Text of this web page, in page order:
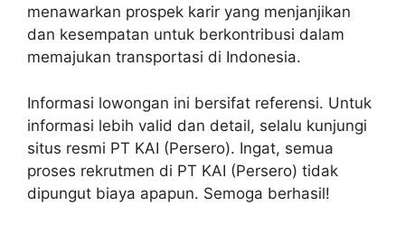
menawarkan prospek karir yang menjanjikan
dan kesempatan untuk berkontribusi dalam
memajukan transportasi di Indonesia.
Informasi lowongan ini bersifat referensi. Untuk
informasi lebih valid dan detail, selalu kunjungi
situs resmi PT KAI (Persero). Ingat, semua
proses rekrutmen di PT KAI (Persero) tidak
dipungut biaya apapun. Semoga berhasil!